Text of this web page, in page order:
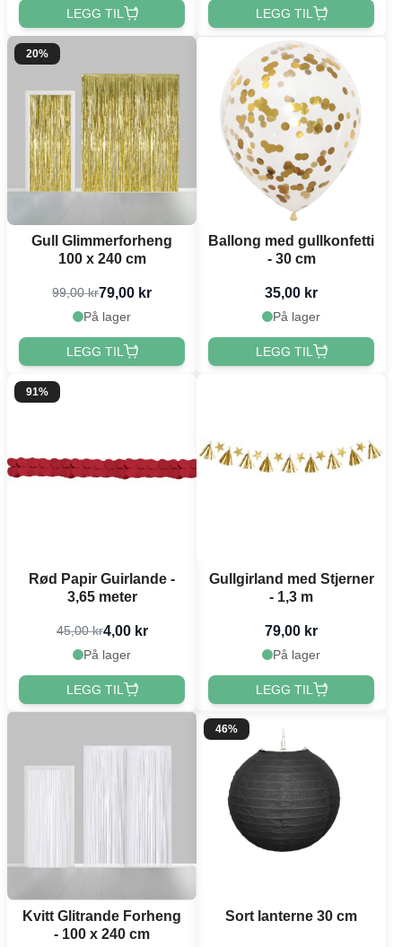
LEGG TIL LEGG TIL
20%
Gull Glimmerforheng
100 x 240 cm
99,00 kr79,00 kr
På lager
LEGG TIL
Ballong med gullkonfetti
- 30 cm
35,00 kr
På lager
LEGG TIL
91%
Rød Papir Guirlande -
3,65 meter
45,00 kr4,00 kr
På lager
LEGG TIL
Gullgirland med Stjerner
- 1,3 m
79,00 kr
På lager
LEGG TIL
Kvitt Glitrande Forheng
- 100 x 240 cm
46%
Sort lanterne 30 cm